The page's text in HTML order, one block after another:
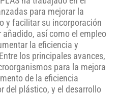
para mejorar la
y facilitar su incorporación
así como el empleo
la eficiencia y
los principales avances,
para la mejora
de la eficiencia
del plástico, y el desarrollo